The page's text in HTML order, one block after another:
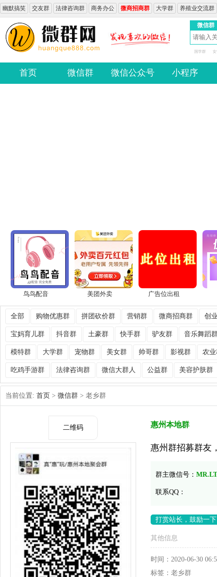
幽默搞笑 交友群 法律咨询群 商务办公 微商招商群 大学群 养殖业交流群
微信群
国学群 女
首页 微信群 微信公众号 小程序
鸟鸟配音 美团外卖 广告位出租
全部 购物优惠群 拼团砍价群 营销群 微商招商群 创
宝妈育儿群 抖音群 土豪群 快手群 驴友群 音乐舞蹈
模特群 大学群 宠物群 美女群 帅哥群 影视群 农
吃鸡手游群 法律咨询群 微信大群人 公益群 美容护肤群
当前位置: 首页 > 微信群 > 老乡群
二维码 惠州本地群
惠州群招募群友
群主微信号： MR.LT
联系QQ：
打赏站长，鼓励一
其他信息
时间： 2020-06-30
标签： 老乡群